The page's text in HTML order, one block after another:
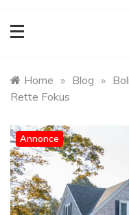
Home » Blog »
Rette Fokus
Annonce